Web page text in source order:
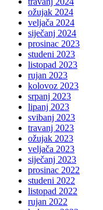
ožujak 2024
veljača 2024
siječanj 2024
prosinac 2023
studeni 2023
listopad 2023
rujan 2023
kolovoz 2023
srpanj 2023
lipanj 2023
svibanj 2023
travanj 2023
ožujak 2023
veljača 2023
siječanj 2023
prosinac 2022
studeni 2022
listopad 2022
rujan 2022